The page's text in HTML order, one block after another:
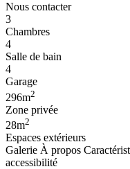
Nous contacter
3
Chambres
4
Salle de bain
4
Garage
296m2
Zone privée
28m2
Espaces extérieurs
Galerie À propos
accessibilité